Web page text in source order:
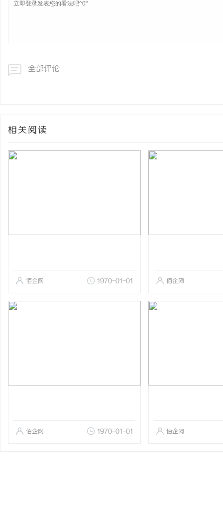
全部评论
相关阅读
佰企网 1970-01-01 佰企网
佰企网 1970-01-01 佰企网